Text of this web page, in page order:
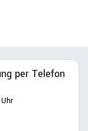
per Telefon